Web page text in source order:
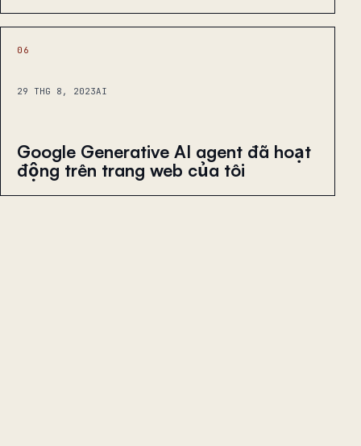
06
29 THG 8, 2023AI
Google Generative AI agent đã hoạt
động trên trang web của tôi